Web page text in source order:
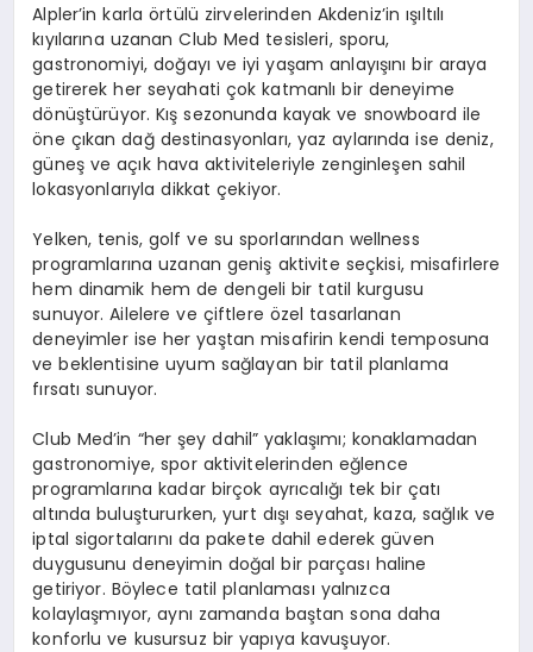
Alpler’in karla örtülü zirvelerinden Akdeniz’in ışıltılı
kıyılarına uzanan Club Med tesisleri, sporu,
gastronomiyi, doğayı ve iyi yaşam anlayışını bir araya
getirerek her seyahati çok katmanlı bir deneyime
dönüştürüyor. Kış sezonunda kayak ve snowboard ile
öne çıkan dağ destinasyonları, yaz aylarında ise deniz,
güneş ve açık hava aktiviteleriyle zenginleşen sahil
lokasyonlarıyla dikkat çekiyor.
Yelken, tenis, golf ve su sporlarından wellness
programlarına uzanan geniş aktivite seçkisi, misafirlere
hem dinamik hem de dengeli bir tatil kurgusu
sunuyor. Ailelere ve çiftlere özel tasarlanan
deneyimler ise her yaştan misafirin kendi temposuna
ve beklentisine uyum sağlayan bir tatil planlama
fırsatı sunuyor.
Club Med’in “her şey dahil” yaklaşımı; konaklamadan
gastronomiye, spor aktivitelerinden eğlence
programlarına kadar birçok ayrıcalığı tek bir çatı
altında buluştururken, yurt dışı seyahat, kaza, sağlık ve
iptal sigortalarını da pakete dahil ederek güven
duygusunu deneyimin doğal bir parçası haline
getiriyor. Böylece tatil planlaması yalnızca
kolaylaşmıyor, aynı zamanda baştan sona daha
konforlu ve kusursuz bir yapıya kavuşuyor.